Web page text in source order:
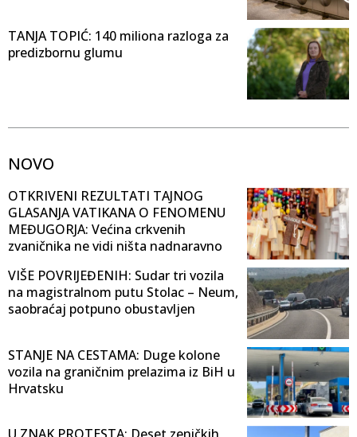
TANJA TOPIĆ: 140 miliona razloga za
predizbornu glumu
NOVO
OTKRIVENI REZULTATI TAJNOG
GLASANJA VATIKANA O FENOMENU
MEĐUGORJA: Većina crkvenih
zvaničnika ne vidi ništa nadnaravno
VIŠE POVRIJEĐENIH: Sudar tri vozila
na magistralnom putu Stolac – Neum,
saobraćaj potpuno obustavljen
STANJE NA CESTAMA: Duge kolone
vozila na graničnim prelazima iz BiH u
Hrvatsku